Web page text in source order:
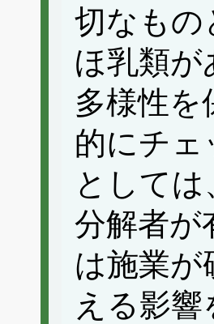
切なもの
ほ乳類が
多様性
的にチ
として
分解者が
は施業が
える影